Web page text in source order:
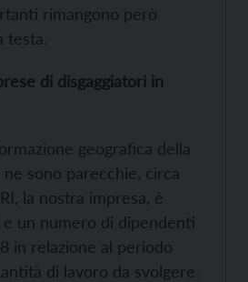
rimangono però
testa.
di disgaggiatori in
geografica della
sono parecchie, circa
la nostra impresa, è
un numero di dipendenti
in relazione al periodo
di lavoro da svolgere.